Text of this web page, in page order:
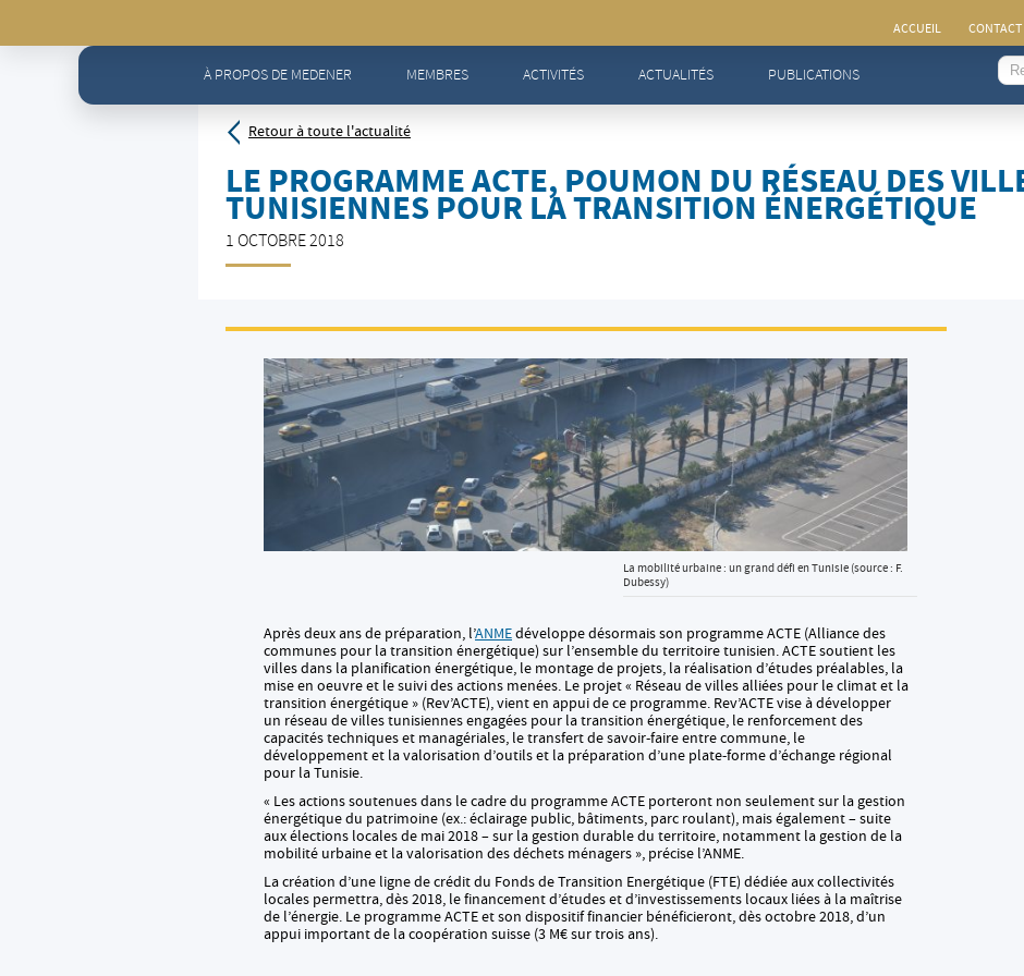
ACCUEIL CONTACT
À PROPOS DE MEDENER MEMBRES ACTIVITÉS ACTUALITÉS PUBLICATIONS
Accueil> Actualités - Toute l'actualité >Le programme ACTE, poumon du réseau des villes tunisiennes pour la transition énergétique
Retour à toute l'actualité
LE PROGRAMME ACTE, POUMON DU RÉSEAU DES
TUNISIENNES POUR LA TRANSITION ÉNERGÉTIQUE
1 OCTOBRE 2018
La mobilité urbaine : un grand défi en Tunisie (source : F.
Dubessy)
Après deux ans de préparation, l’ANMEdéveloppe désormais son programme ACTE (Alliance des
communes pour la transition énergétique) sur l’ensemble du territoire tunisien. ACTE soutient les
villes dans la planification énergétique, le montage de projets, la réalisation d’études préalables, la
mise en oeuvre et le suivi des actions menées. Le projet « Réseau de villes alliées pour le climat et la
transition énergétique » (Rev’ACTE), vient en appui de ce programme. Rev’ACTE vise à développer
un réseau de villes tunisiennes engagées pour la transition énergétique, le renforcement des
capacités techniques et managériales, le transfert de savoir-faire entre commune, le
développement et la valorisation d’outils et la préparation d’une plate-forme d’échange régional
pour la Tunisie.
« Les actions soutenues dans le cadre du programme ACTE porteront non seulement sur la gestion
énergétique du patrimoine (ex.: éclairage public, bâtiments, parc roulant), mais également – suite
aux élections locales de mai 2018 – sur la gestion durable du territoire, notamment la gestion de la
mobilité urbaine et la valorisation des déchets ménagers », précise l’ANME.
La création d’une ligne de crédit du Fonds de Transition Energétique (FTE) dédiée aux collectivités
locales permettra, dès 2018, le financement d’études et d’investissements locaux liées à la maîtrise
de l’énergie. Le programme ACTE et son dispositif financier bénéficieront, dès octobre 2018, d’un
appui important de la coopération suisse (3 M€ sur trois ans).